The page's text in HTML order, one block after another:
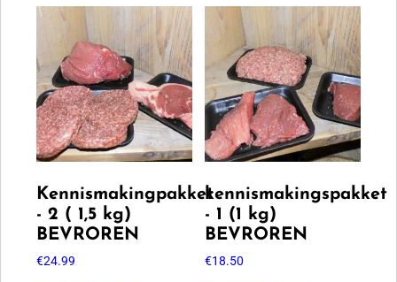
Kennismakingpakket
- 2 ( 1,5 kg)
BEVROREN
€24.99
kennismakingspakket
- 1 (1 kg)
BEVROREN
€18.50